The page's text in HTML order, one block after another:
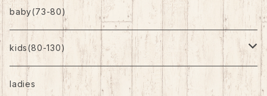
baby(73-80)
kids(80-130)
トップス
ladies